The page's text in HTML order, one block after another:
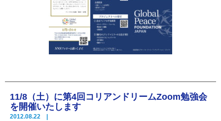
11/8（土）に第4回コリアンドリームZoom勉強会
を開催いたします
2012.08.22 |